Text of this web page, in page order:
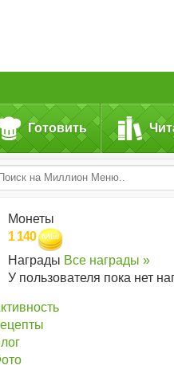
Готовить
Монеты
1 140
Награды Все награды »
У пользователя пока нет